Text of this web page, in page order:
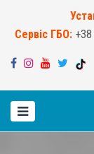
Сервіс ГБО: